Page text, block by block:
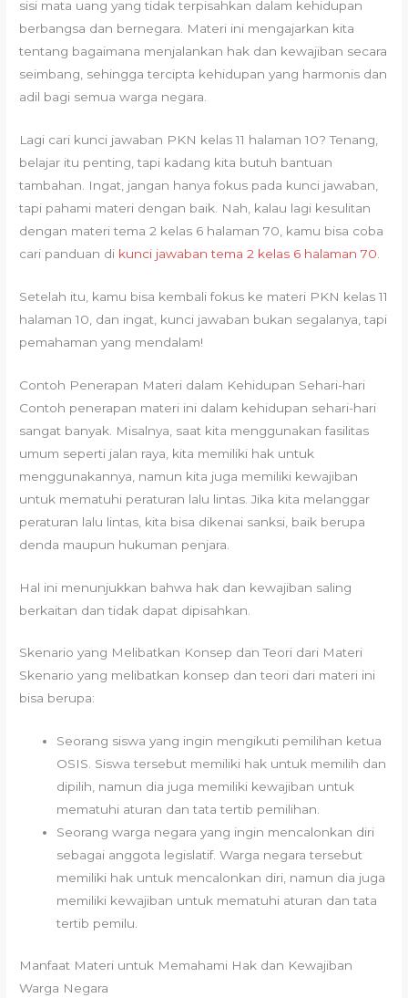
sisi mata uang yang tidak terpisahkan dalam kehidupan
berbangsa dan bernegara. Materi ini mengajarkan kita
tentang bagaimana menjalankan hak dan kewajiban secara
seimbang, sehingga tercipta kehidupan yang harmonis dan
adil bagi semua warga negara.
Lagi cari kunci jawaban PKN kelas 11 halaman 10? Tenang,
belajar itu penting, tapi kadang kita butuh bantuan
tambahan. Ingat, jangan hanya fokus pada kunci jawaban,
tapi pahami materi dengan baik. Nah, kalau lagi kesulitan
dengan materi tema 2 kelas 6 halaman 70, kamu bisa coba
cari panduan di kunci jawaban tema 2 kelas 6 halaman 70
Setelah itu, kamu bisa kembali fokus ke materi PKN kelas 11
halaman 10, dan ingat, kunci jawaban bukan segalanya, tapi
pemahaman yang mendalam!
Contoh Penerapan Materi dalam Kehidupan Sehari-hari
Contoh penerapan materi ini dalam kehidupan sehari-hari
sangat banyak. Misalnya, saat kita menggunakan fasilitas
umum seperti jalan raya, kita memiliki hak untuk
menggunakannya, namun kita juga memiliki kewajiban
untuk mematuhi peraturan lalu lintas. Jika kita melanggar
peraturan lalu lintas, kita bisa dikenai sanksi, baik berupa
denda maupun hukuman penjara.
Hal ini menunjukkan bahwa hak dan kewajiban saling
berkaitan dan tidak dapat dipisahkan.
Skenario yang Melibatkan Konsep dan Teori dari Materi
Skenario yang melibatkan konsep dan teori dari materi ini
bisa berupa:
Seorang siswa yang ingin mengikuti pemilihan ketua
OSIS. Siswa tersebut memiliki hak untuk memilih dan
dipilih, namun dia juga memiliki kewajiban untuk
mematuhi aturan dan tata tertib pemilihan.
Seorang warga negara yang ingin mencalonkan diri
sebagai anggota legislatif. Warga negara tersebut
memiliki hak untuk mencalonkan diri, namun dia juga
memiliki kewajiban untuk mematuhi aturan dan tata
tertib pemilu.
Manfaat Materi untuk Memahami Hak dan Kewajiban
Warga Negara